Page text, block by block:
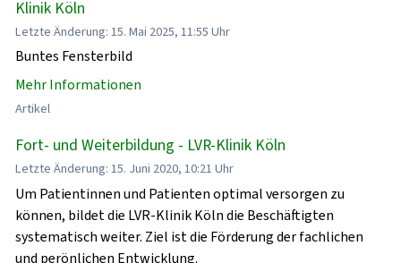
Klinik Köln
Letzte Änderung: 15. Mai 2025, 11:55 Uhr
Buntes Fensterbild
Mehr Informationen
Artikel
Fort- und Weiterbildung - LVR-Klinik Köln
Letzte Änderung: 15. Juni 2020, 10:21 Uhr
Um Patientinnen und Patienten optimal versorgen zu
können, bildet die LVR-Klinik Köln die Beschäftigten
systematisch weiter. Ziel ist die Förderung der fachlichen
und perönlichen Entwicklung.